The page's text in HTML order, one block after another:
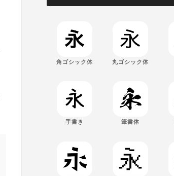
角ゴシック体 丸ゴシック体
手書き 筆書体